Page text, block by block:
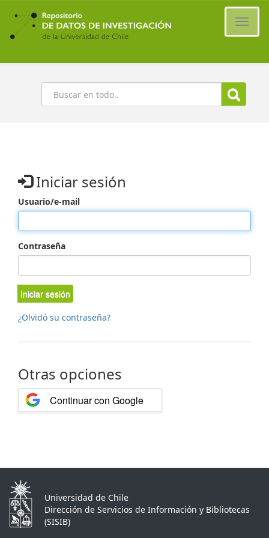
Ir
contenido
principal
Buscar
Iniciar sesión
Usuario/e-mail
Contraseña
Iniciar sesión
¿Olvidó su contraseña?
Otras opciones
Continuar con Google
Universidad de Chile
Dirección de Servicios de Información y Bibliotecas
(SISIB)